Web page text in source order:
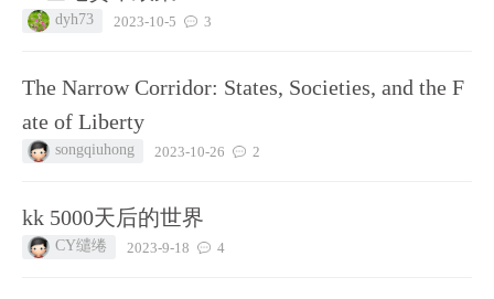
dyh73 2023-10-5 3
The Narrow Corridor: States, Societies, and the F
ate of Liberty
songqiuhong 2023-10-26 2
kk 5000天后的世界
CY缱绻 2023-9-18 4